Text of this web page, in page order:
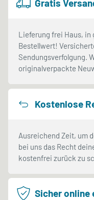
Gratis
Lieferung frei Haus, in
Bestellwert!
Sendungsverfolgung.
originalverpackte
Kostenlose
Ausreichend Zeit, um
bei uns das Recht
kostenfrei zurück zu
Sicher online